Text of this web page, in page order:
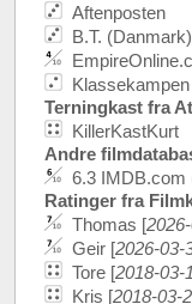
Aftenposten
B.T. (Danmark)
Klassekampen
Terningkast fra
KillerKastKurt
Andre
6.3 IMDB.com
Ratinger fra
Thomas [
Geir [2026-03-
Tore [2018-03-
Kris [2018-03-